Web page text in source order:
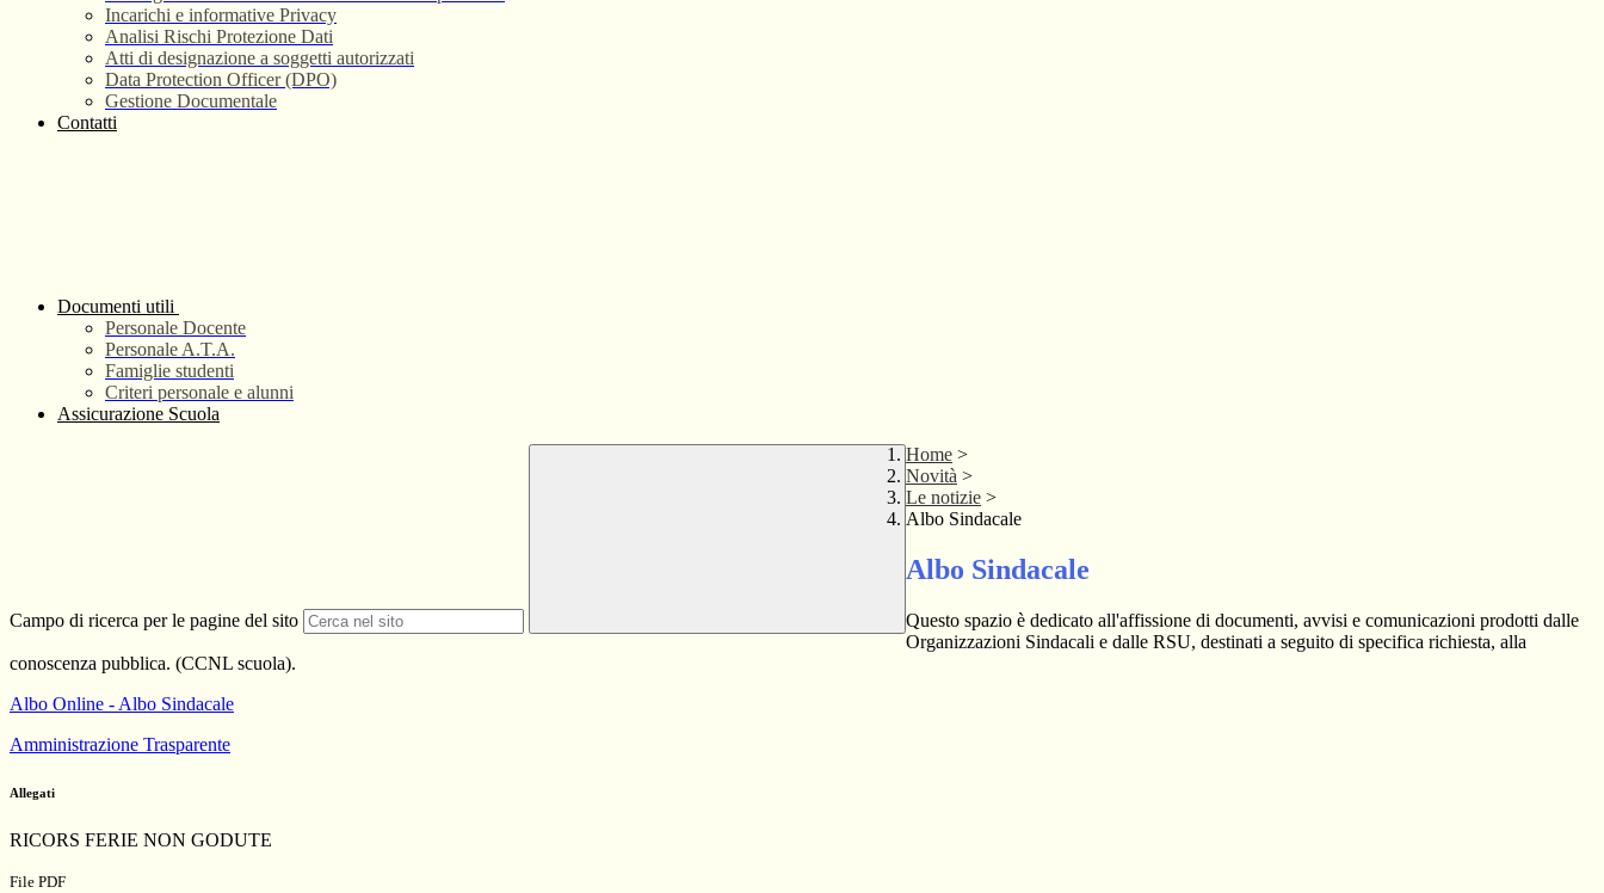
Incarichi e informative Privacy
Analisi Rischi Protezione Dati
Atti di designazione a soggetti autorizzati
Data Protection Officer (DPO)
Gestione Documentale
Contatti
Documenti utili
Personale Docente
Personale A.T.A.
Famiglie studenti
Criteri personale e alunni
Assicurazione Scuola
Campo di ricerca per le pagine del sito
Home >
Novità >
Le notizie >
Albo Sindacale
Albo Sindacale
Questo spazio è dedicato all'affissione di documenti, avvisi e comunicazioni prodotti dalle
Organizzazioni Sindacali e dalle RSU, destinati a seguito di specifica richiesta, alla
conoscenza pubblica. (CCNL scuola).
Albo Online - Albo Sindacale
Amministrazione Trasparente
Allegati
RICORS FERIE NON GODUTE
File PDF